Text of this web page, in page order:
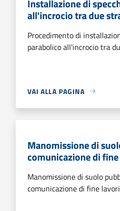
Installazione di
all'incrocio tra due
Procedimento di
parabolico all'incrocio tra
VAI ALLA PAGINA
Manomissione di
comunicazione di
Manomissione di suolo
comunicazione di fine lavori